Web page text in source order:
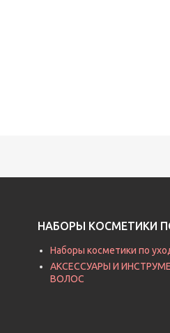
НАБОРЫ КОСМЕТИКИ
Наборы косметики по
АКСЕССУАРЫ И
ВОЛОС